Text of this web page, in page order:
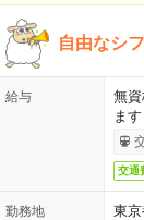
自由なシ
給与
無
ま
交通
勤務地
東